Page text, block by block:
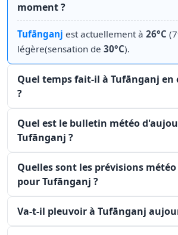
moment ?
Tufānganj est actuellement à 26°C
légère(sensation de 30°C).
Quel temps fait-il à Tufānganj en
?
Quel est le bulletin météo
Tufānganj ?
Quelles sont les prévisions
pour Tufānganj ?
Va-t-il pleuvoir à Tufānganj